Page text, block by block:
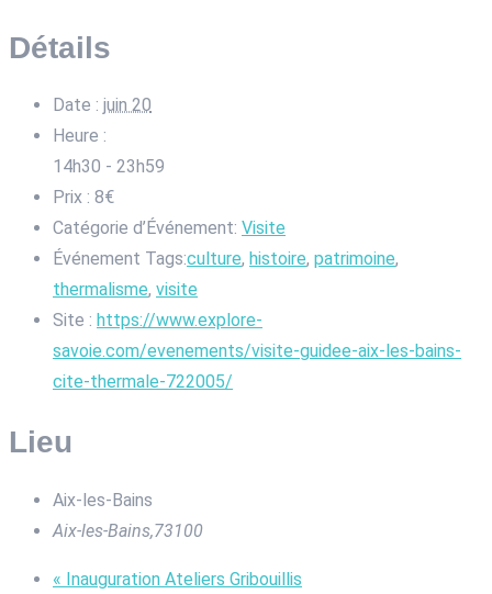
Détails
Date : juin 20
Heure :
14h30 - 23h59
Prix : 8€
Catégorie d’Événement: Visite
Événement Tags:culture, histoire, patrimoine,
thermalisme, visite
Site : https://www.explore-
savoie.com/evenements/visite-guidee-aix-les-bains-
cite-thermale-722005/
Lieu
Aix-les-Bains
Aix-les-Bains,73100
« Inauguration Ateliers Gribouillis